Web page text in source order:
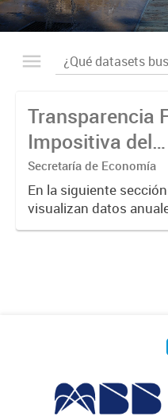
Transparencia
Impositiva del
Municipio. Año
Secretaría de Economía
En la siguiente
visualizan datos
la transparencia fiscal